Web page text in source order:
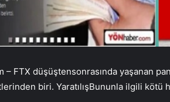
– FTX düşüştensonrasında yaşanan
biri. YaratılışBununla ilgili kötü